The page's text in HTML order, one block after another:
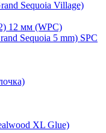
Sequoia Village)
12 мм (WPC)
Sequoia 5 mm) SPC
XL Glue)